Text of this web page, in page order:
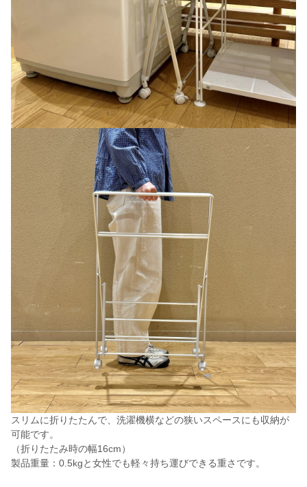
スリムに折りたたんで、洗濯機横などの狭いスペースにも収納が
可能です。
（折りたたみ時の幅16cm）
製品重量：0.5kgと女性でも軽々持ち運びできる重さです。